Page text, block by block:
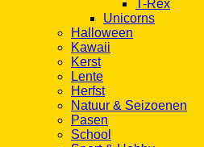
T-Rex
Unicorns
Halloween
Kawaii
Kerst
Lente
Herfst
Natuur & Seizoenen
Pasen
School